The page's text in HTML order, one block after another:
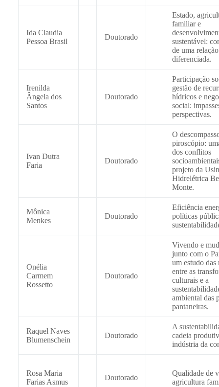
Ida Claudia
Pessoa Brasil
Doutorado
Estado,
familiar e
sustentável:
de uma relação
diferenciada.
Irenilda
Ângela dos
Santos
Doutorado
Participação
gestão de
hídricos e
social:
perspectivas.
Ivan Dutra
Faria
Doutorado
O
piroscópio:
dos conflitos
projeto da
Hidrelétrica
Monte.
Mônica
Menkes
Doutorado
Eficiência
políticas
Onélia
Carmem
Rossetto
Doutorado
Vivendo e
junto com o
um estudo das
entre as
culturais e a
ambiental das
pantaneiras.
Raquel Naves
Blumenschein
Doutorado
A
cadeia
indústria da
Rosa Maria
Farias Asmus
Doutorado
Qualidade de
agricultura